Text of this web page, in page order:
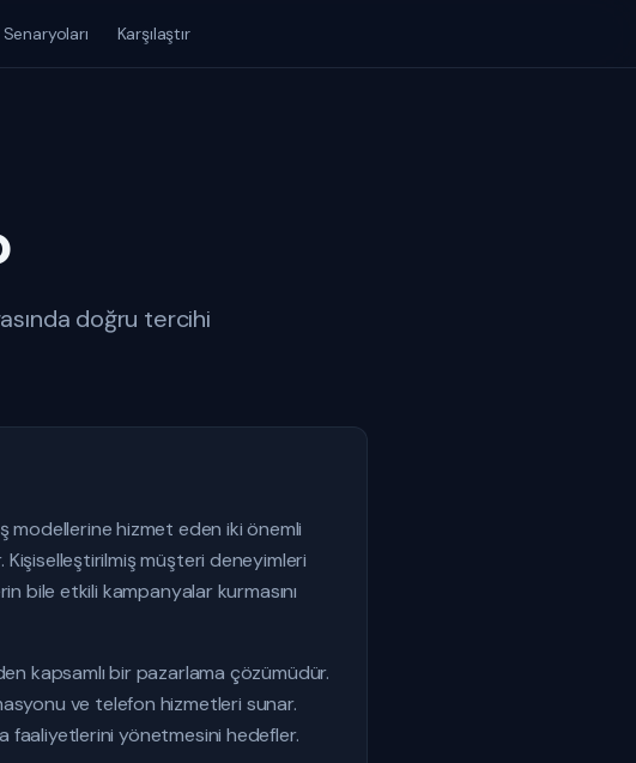
Karşılaştır
doğru tercihi
modellerine hizmet eden iki önemli
müşteri deneyimleri
bile etkili kampanyalar kurmasını
kapsamlı bir pazarlama çözümüdür.
ve telefon hizmetleri sunar.
faaliyetlerini yönetmesini hedefler.